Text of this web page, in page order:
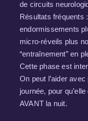
de circuits
Résultats fréquents :
endormissements
micro-réveils plus
“entraînement” en
Cette phase est
On peut l’aider
journée, pour
AVANT la nuit.